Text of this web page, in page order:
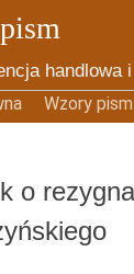
handlowa
Wzory pism
o